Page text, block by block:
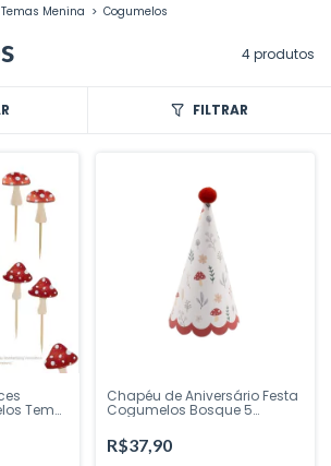
Temas Menina > Cogumelos
4 produtos
FILTRAR
Tem
Chapéu de Aniversário Festa
Cogumelos Bosque 5
Inspire Sua Festa Loja
R$37,90